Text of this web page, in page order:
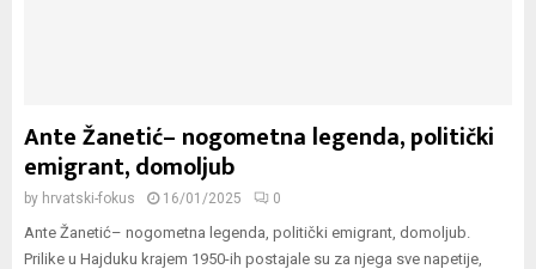
Ante Žanetić– nogometna legenda, politički
emigrant, domoljub
by hrvatski-fokus 16/01/2025 0
Ante Žanetić– nogometna legenda, politički emigrant, domoljub.
Prilike u Hajduku krajem 1950-ih postajale su za njega sve napetije,